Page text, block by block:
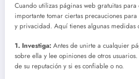
Cuando utilizas páginas web gratuitas para
importante tomar ciertas precauciones
y privacidad. Aquí tienes algunas medidas
1. Investiga: Antes de unirte a cualquier
sobre ella y lee opiniones de otros
de su reputación y si es confiable o no.